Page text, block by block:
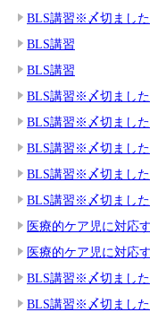
BLS講習※〆切ました
BLS講習
BLS講習
BLS講習※〆切ました
BLS講習※〆切ました
BLS講習※〆切ました
BLS講習※〆切ました
BLS講習※〆切ました
医療的ケア児に対応
医療的ケア児に対応
BLS講習※〆切ました
BLS講習※〆切ました